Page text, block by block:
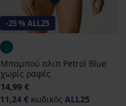
-25 % ALL25
Μπαμπού σλιπ Petrol Blue
χωρίς ραφές
14,99 €
11,24 € κωδικός ALL25